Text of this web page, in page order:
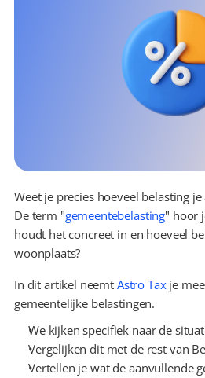
Weet je precies hoeveel belasting
De term "gemeentebelasting" hoor
houdt het concreet in en hoeveel
woonplaats?
In dit artikel neemt Astro Tax je
gemeentelijke belastingen.
We kijken specifiek naar de
Vergelijken dit met de rest van
Vertellen je wat de aanvullende